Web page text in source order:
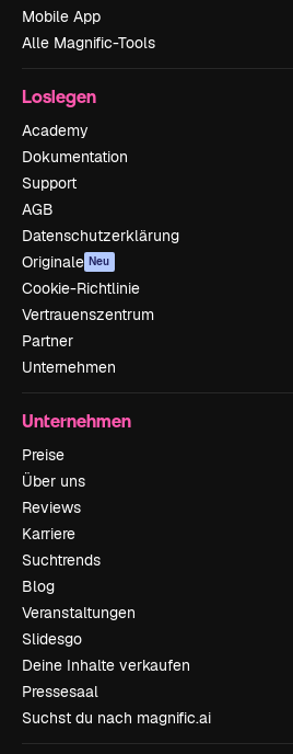
Mobile App
Alle Magnific-Tools
Loslegen
Academy
Dokumentation
Support
AGB
Datenschutzerklärung
Originale Neu
Cookie-Richtlinie
Vertrauenszentrum
Partner
Unternehmen
Unternehmen
Preise
Über uns
Reviews
Karriere
Suchtrends
Blog
Veranstaltungen
Slidesgo
Deine Inhalte verkaufen
Pressesaal
Suchst du nach magnific.ai